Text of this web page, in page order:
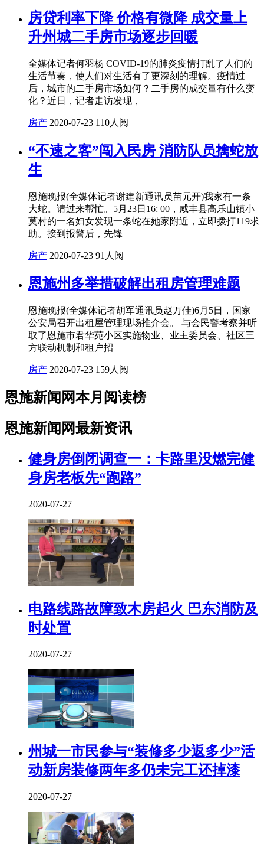
房贷利率下降 价格有微降 成交量上
升州城二手房市场逐步回暖
全媒体记者何羽杨 COVID-19的肺炎疫情打乱了人们的
生活节奏，使人们对生活有了更深刻的理解。疫情过
后，城市的二手房市场如何？二手房的成交量有什么变
化？近日，记者走访发现，
房产 2020-07-23 110人阅
“不速之客”闯入民房 消防队员擒蛇放
生
恩施晚报(全媒体记者谢建新通讯员苗元开)我家有一条
大蛇。请过来帮忙。5月23日16: 00，咸丰县高乐山镇小
莫村的一名妇女发现一条蛇在她家附近，立即拨打119求
助。接到报警后，先锋
房产 2020-07-23 91人阅
恩施州多举措破解出租房管理难题
恩施晚报(全媒体记者胡军通讯员赵万佳)6月5日，国家
公安局召开出租屋管理现场推介会。 与会民警考察并听
取了恩施市君华苑小区实施物业、业主委员会、社区三
方联动机制和租户招
房产 2020-07-23 159人阅
恩施新闻网本月阅读榜
恩施新闻网最新资讯
健身房倒闭调查一：卡路里没燃完健
身房老板先“跑路”
2020-07-27
电路线路故障致木房起火 巴东消防及
时处置
2020-07-27
州城一市民参与“装修多少返多少”活
动新房装修两年多仍未完工还掉漆
2020-07-27